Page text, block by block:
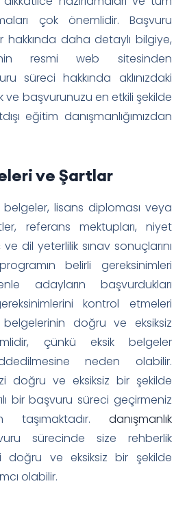
çok önemlidir. Başvuru
hakkında daha detaylı bilgiye,
resmi web sitesinden
süreci hakkında aklınızdaki
ve başvurunuzu en etkili şekilde
eğitim danışmanlığımızdan
ve Şartlar
lisans diploması veya
referans mektupları, niyet
dil yeterlilik sınav sonuçlarını
belirli gereksinimleri
adayların başvurdukları
kontrol etmeleri
doğru ve eksiksiz
çünkü eksik belgeler
neden olabilir.
doğru ve eksiksiz bir şekilde
bir başvuru süreci geçirmeniz
danışmanlık
sürecinde size rehberlik
doğru ve eksiksiz bir şekilde
olabilir.